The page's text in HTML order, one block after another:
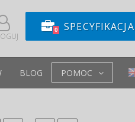
0 SPECYFIKACJA
BLOG POMOC